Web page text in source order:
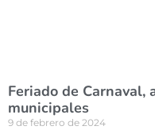
Feriado de Carnaval,
municipales
9 de febrero de 2024